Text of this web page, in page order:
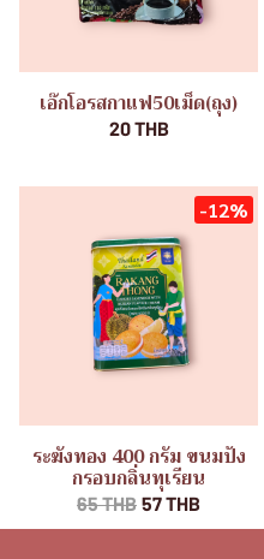
เอ๊กโอรสกาแฟ50เม็ด(ถุง)
20 THB
-12%
ระฆังทอง 400 กรัม ขนมปัง
กรอบกลิ่นทุเรียน
65 THB 57 THB